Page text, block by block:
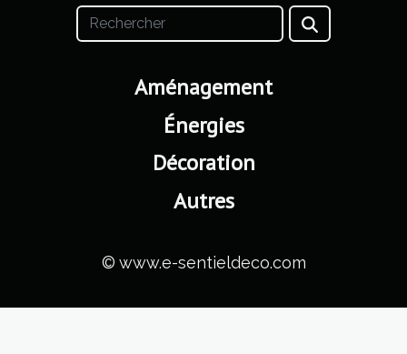
Aménagement
Énergies
Décoration
Autres
© www.e-sentieldeco.com